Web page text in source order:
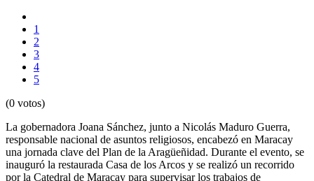
1
2
3
4
5
(0 votos)
La gobernadora Joana Sánchez, junto a Nicolás Maduro Guerra,
responsable nacional de asuntos religiosos, encabezó en Maracay
una jornada clave del Plan de la Aragüeñidad. Durante el evento, se
inauguró la restaurada Casa de los Arcos y se realizó un recorrido
por la Catedral de Maracay para supervisar los trabajos de